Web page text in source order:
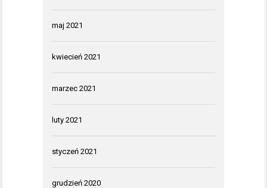
maj 2021
kwiecień 2021
marzec 2021
luty 2021
styczeń 2021
grudzień 2020